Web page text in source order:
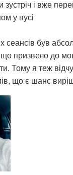
зустріч і вже
у вусі
сеансів був
призвело до
Тому я теж
що є шанс
двох сеансів
мені
у шиї та
тихішим, а іноді
остеопата
яких я
і єдина